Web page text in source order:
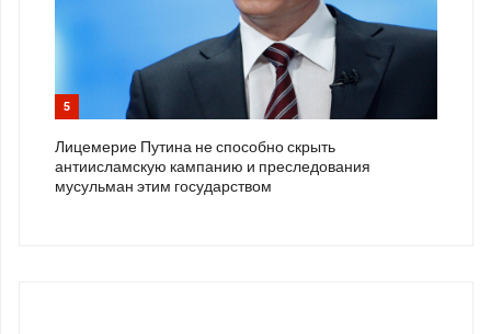
5
Лицемерие Путина не способно скрыть
антиисламскую кампанию и преследования
мусульман этим государством